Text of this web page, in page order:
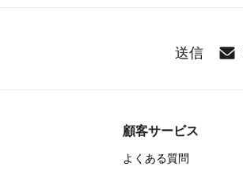
送信
顧客サービス
よくある質問